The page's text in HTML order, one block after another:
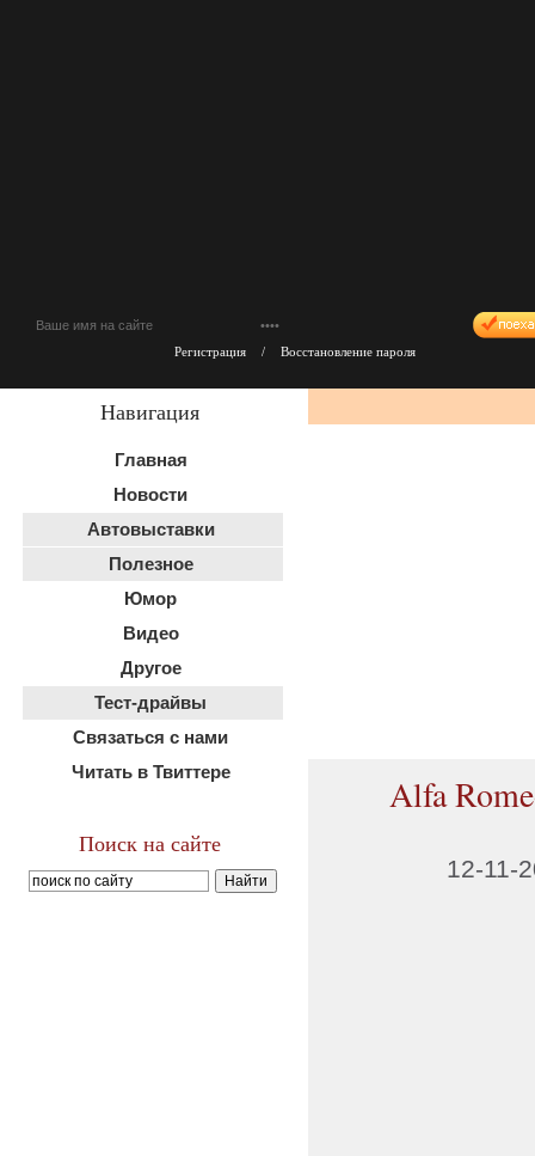
Регистрация / Восстановление пароля
Навигация
Главная
Новости
Автовыставки
Полезное
Юмор
Видео
Другое
Тест-драйвы
Связаться с нами
Читать в Твиттере
Поиск на сайте
Alfa
12-11-